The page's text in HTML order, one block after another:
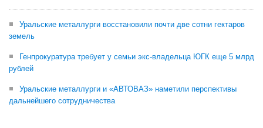
Уральские металлурги восстановили почти две сотни гектаров
земель
Генпрокуратура требует у семьи экс-владельца ЮГК еще 5 млрд
рублей
Уральские металлурги и «АВТОВАЗ» наметили перспективы
дальнейшего сотрудничества